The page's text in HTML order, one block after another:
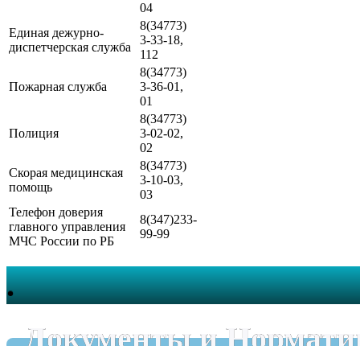
04
Единая дежурно-
диспетчерская служба
8(34773)
3-33-18,
112
Пожарная служба
8(34773)
3-36-01,
01
Полиция
8(34773)
3-02-02,
02
Скорая медицинская
помощь
8(34773)
3-10-03,
03
Телефон доверия
главного управления
МЧС России по РБ
8(347)233-
99-99
.
Документы и